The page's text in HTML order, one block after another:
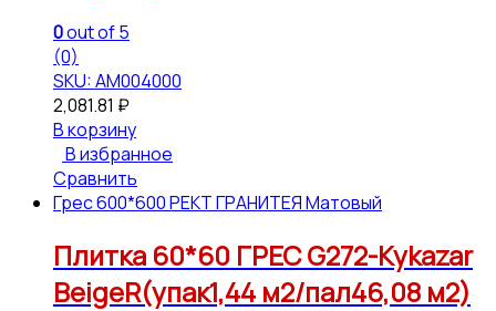
0out of 5
(0)
SKU: АМ004000
2,081.81 ₽
В корзину
В избранное
Сравнить
Грес 600*600 РЕКТ ГРАНИТЕЯ Матовый
Плитка 60*60 ГРЕС G272-Kykazar
BeigeR(упак1,44 м2/пал46,08 м2)